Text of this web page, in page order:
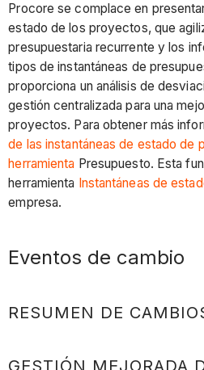
Procore se complace en
estado de los proyectos, que
presupuestaria recurrente y los
tipos de instantáneas de
proporciona un análisis de
gestión centralizada para una
proyectos. Para obtener más
de las instantáneas de estado de
herramienta Presupuesto. Esta
herramienta Instantáneas de
empresa.
Eventos de cambio
RESUMEN DE